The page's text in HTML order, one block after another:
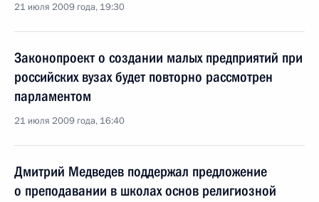
21 июля 2009 года, 19:30
Законопроект о создании малых предприятий при
российских вузах будет повторно рассмотрен
парламентом
21 июля 2009 года, 16:40
Дмитрий Медведев поддержал предложение
о преподавании в школах основ религиозной